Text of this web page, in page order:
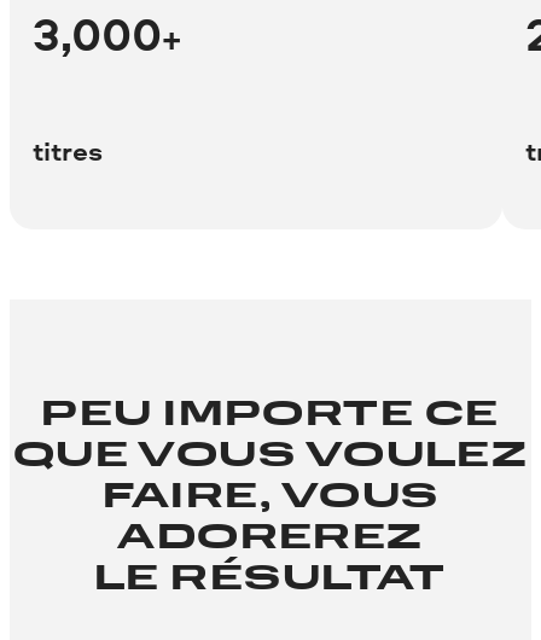
3,000+
titres
PEU IMPORTE CE
QUE VOUS VOULEZ
FAIRE, VOUS
ADOREREZ
LE RÉSULTAT